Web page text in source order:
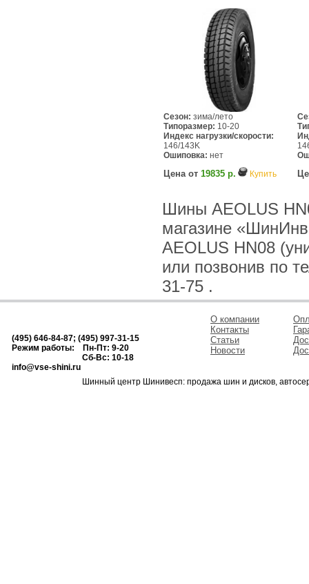
Сезон: зима/лето
Типоразмер: 10-20
Индекс нагрузки/скорости:
146/143K
Ошиповка: нет
Цена от 19835 р. Купить
Шины AEOLUS
магазине
AEOLUS HN08
или позвонив по
31-75 .
(495) 646-84-87; (495) 997-31-15
Режим работы: Пн-Пт: 9-20
Сб-Вс: 10-18
info@vse-shini.ru
О компании
Контакты
Статьи
Новости
Шинный центр Шинивесп: продажа шин и дисков,